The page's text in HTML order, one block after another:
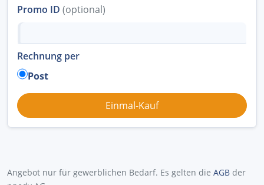
Promo ID (optional)
Rechnung per
Post
Angebot nur für gewerblichen Bedarf. Es gelten die AGB der